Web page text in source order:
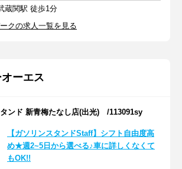
蔵関駅 徒歩1分
クの求人一覧を見る
オーエス
ンド 新青梅たなし店(出光) /113091sy
【ガソリンスタンドStaff】シフト自由度高
め★週2~5日から選べる♪車に詳しくなくて
もOK!!